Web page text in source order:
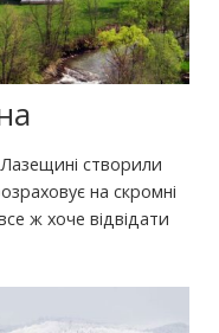
створили
на скромні
ж хоче відвідати